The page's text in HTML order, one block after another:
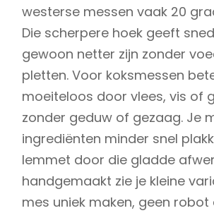
westerse messen vaak 20
Die scherpere hoek geeft
gewoon netter zijn zonder
pletten. Voor koksmessen
moeiteloos door vlees, vis of
zonder geduw of gezaag. Je
ingrediënten minder snel
lemmet door die gladde
handgemaakt zie je kleine
mes uniek maken, geen robot